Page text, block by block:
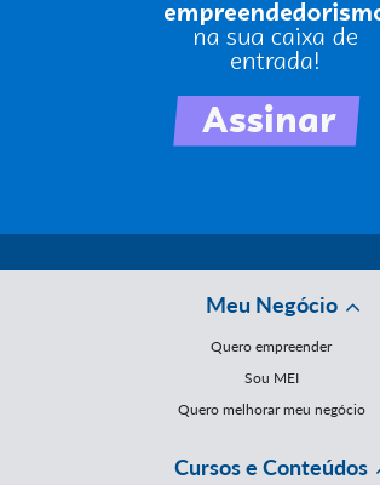
Meu Negócio
Quero empreender
Sou MEI
Quero melhorar meu negócio
Cursos e Conteúdos